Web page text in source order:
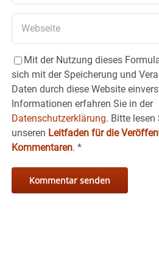
Mit der Nutzung dieses
sich mit der Speicherung und
Daten durch diese Website
Informationen erfahren Sie in der
Datenschutzerklärung. Bitte lesen
unseren Leitfaden für die
Kommentaren. *